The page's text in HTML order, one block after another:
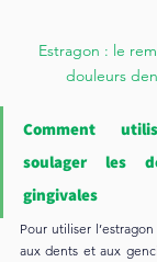
Estragon : le
douleurs
Comment
soulager les
gingivales
Pour utiliser
aux dents et aux